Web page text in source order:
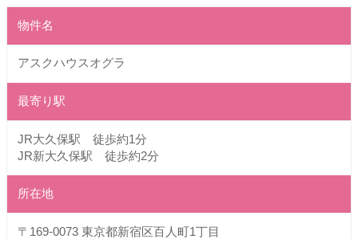
物件名
アスクハウスオグラ
最寄り駅
JR大久保駅 徒歩約1分
JR新大久保駅 徒歩約2分
所在地
〒169-0073 東京都新宿区百人町1丁目